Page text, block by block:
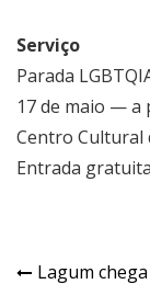
Serviço
Parada
17 de maio — a
Centro Cultural
Entrada gratuita
Lagum